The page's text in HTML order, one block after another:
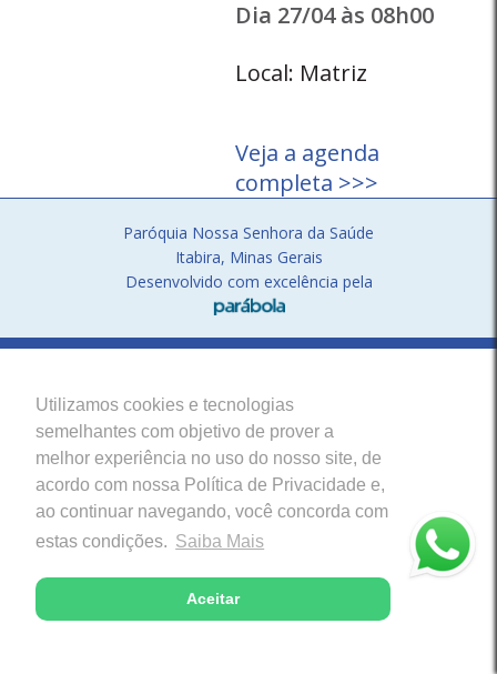
Utilizamos cookies e tecnologias
semelhantes com objetivo de prover a
melhor experiência no uso do nosso site, de
acordo com nossa Política de Privacidade e,
ao continuar navegando, você concorda com
estas condições. Saiba Mais
Aceitar
Dia 27/04 às 08h00
Local: Matriz
Veja a agenda
completa >>>
Paróquia Nossa Senhora da Saúde
Itabira, Minas Gerais
Desenvolvido com excelência pela